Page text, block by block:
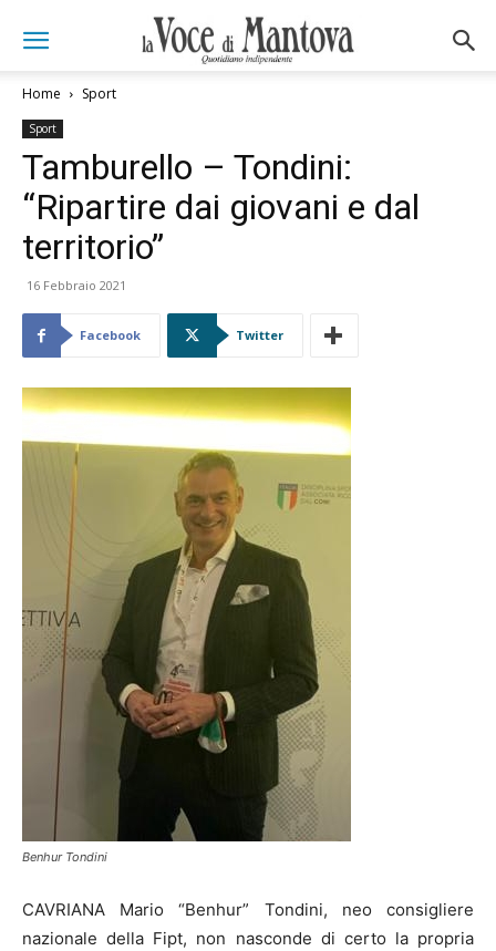
Home Sport
Sport
Tamburello – Tondini:
“Ripartire dai giovani e dal
territorio”
16 Febbraio 2021
Facebook Twitter
Benhur Tondini
CAVRIANA Mario “Benhur” Tondini, neo consigliere
nazionale della Fipt, non nasconde di certo la propria